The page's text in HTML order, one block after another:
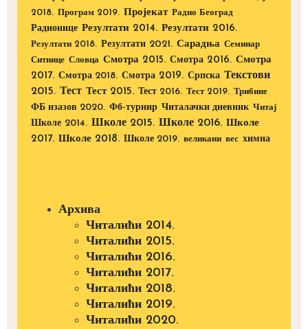
2018. Програм 2019. Пројекат Радио Београд
Радионице Резултати 2014. Резултати 2016.
Резултати 2018. Резултати 2021. Сарадња Семинар
Ситнице Словца Смотра 2015. Смотра 2016. Смотра
2017. Смотра 2018. Смотра 2019. Српска Текстови
2015. Тест Тест 2015. Тест 2016. Тест 2019. Трибине
ФБ изазов 2020. Фб-турнир Читалачки дневник Читај
Школе 2014. Школе 2015. Школе 2016. Школе
2017. Школе 2018. Школе 2019. великани вес химна
Архива
Читалићи 2014.
Читалићи 2015.
Читалићи 2016.
Читалићи 2017.
Читалићи 2018.
Читалићи 2019.
Читалићи 2020.